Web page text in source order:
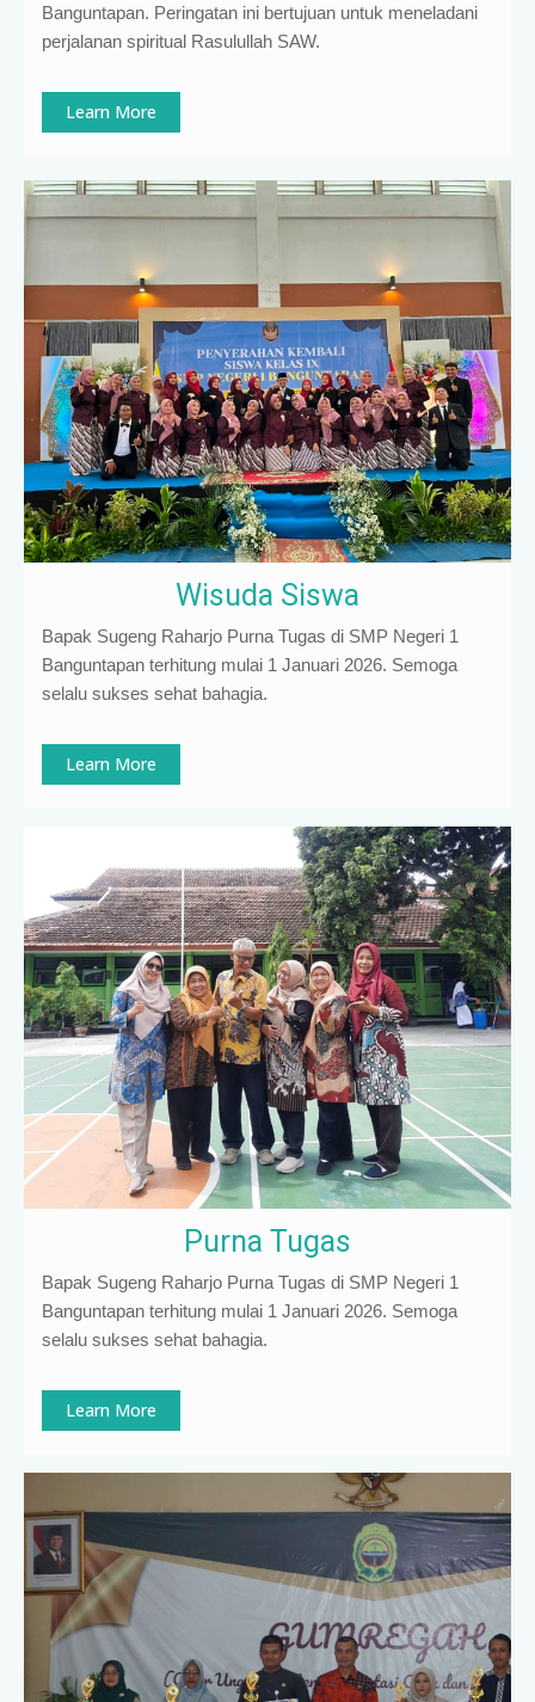
Banguntapan. Peringatan ini bertujuan untuk meneladani
perjalanan spiritual Rasulullah SAW.
Learn More
Wisuda Siswa
Bapak Sugeng Raharjo Purna Tugas di SMP Negeri 1
Banguntapan terhitung mulai 1 Januari 2026. Semoga
selalu sukses sehat bahagia.
Learn More
Purna Tugas
Bapak Sugeng Raharjo Purna Tugas di SMP Negeri 1
Banguntapan terhitung mulai 1 Januari 2026. Semoga
selalu sukses sehat bahagia.
Learn More